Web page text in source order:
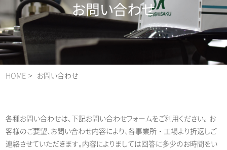
お問い合わせ
HOME お問い合わせ
各種お問い合わせは、下記お問い合わせフォームをご利用ください。 お
客様のご要望、お問い合わせ内容により、各事業所・工場より折返しご
連絡させていただきます。内容によりましては回答に多少のお時間をい